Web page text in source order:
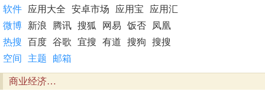
软件
应用大全 安卓市场 应用宝
应用汇
微博
新浪 腾讯 搜狐 网易 饭否
凤凰
热搜
百度 谷歌 宜搜 有道 搜狗
搜搜
空间
主题 邮箱
商业经济…